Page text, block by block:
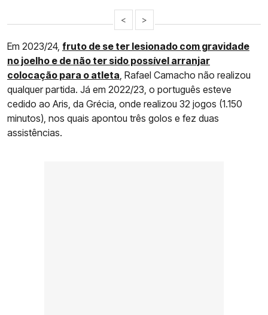
< >
Em 2023/24, fruto de se ter lesionado com gravidade
no joelho e de não ter sido possível arranjar
colocação para o atleta, Rafael Camacho não realizou
qualquer partida. Já em 2022/23, o português esteve
cedido ao Aris, da Grécia, onde realizou 32 jogos (1.150
minutos), nos quais apontou três golos e fez duas
assistências.